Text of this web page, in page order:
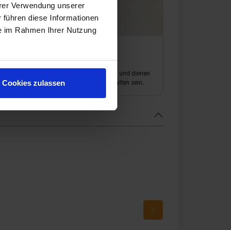
Verwendung unserer
diese Informationen
im Rahmen Ihrer Nutzung
Cookies zulassen
White
"Prints" sind ein Auszug aus dem Farbspiel und dienen
Es können weitere "Prints" enthalten sein.